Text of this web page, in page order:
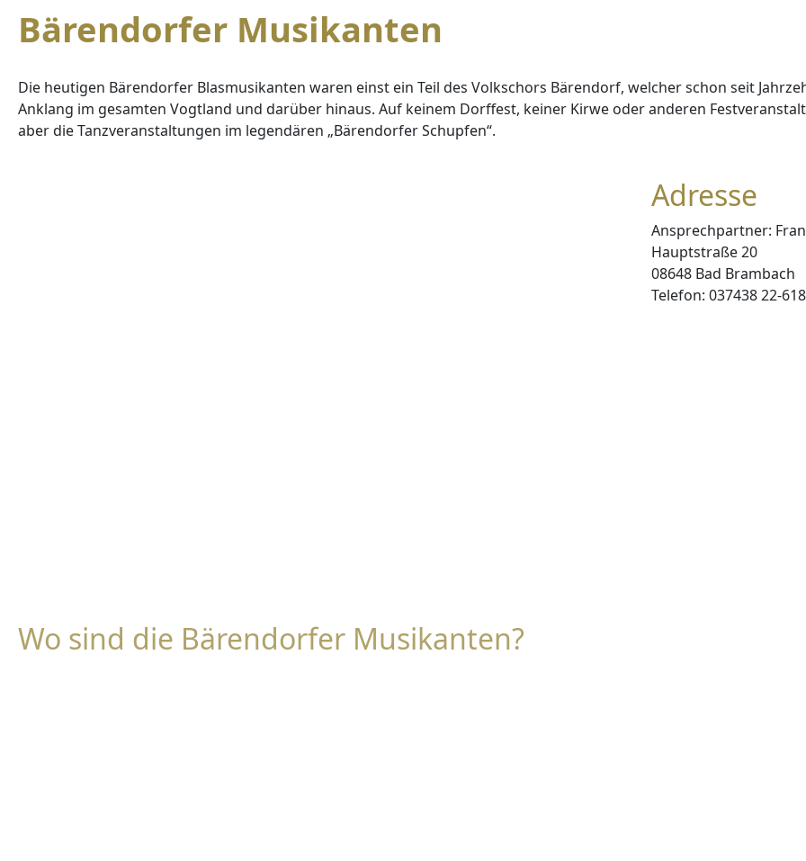
Bärendorfer Musikanten
Die heutigen Bärendorfer Blasmusikanten waren einst ein Teil des Volkschors Bärendorf, welcher schon seit
Anklang im gesamten Vogtland und darüber hinaus. Auf keinem Dorffest, keiner Kirwe oder anderen
aber die Tanzveranstaltungen im legendären „Bärendorfer Schupfen“.
Adresse
Ansprechpartner:
Hauptstraße 20
08648 Bad Brambach
Telefon: 037438 22-618
Wo sind die Bärendorfer Musikanten?